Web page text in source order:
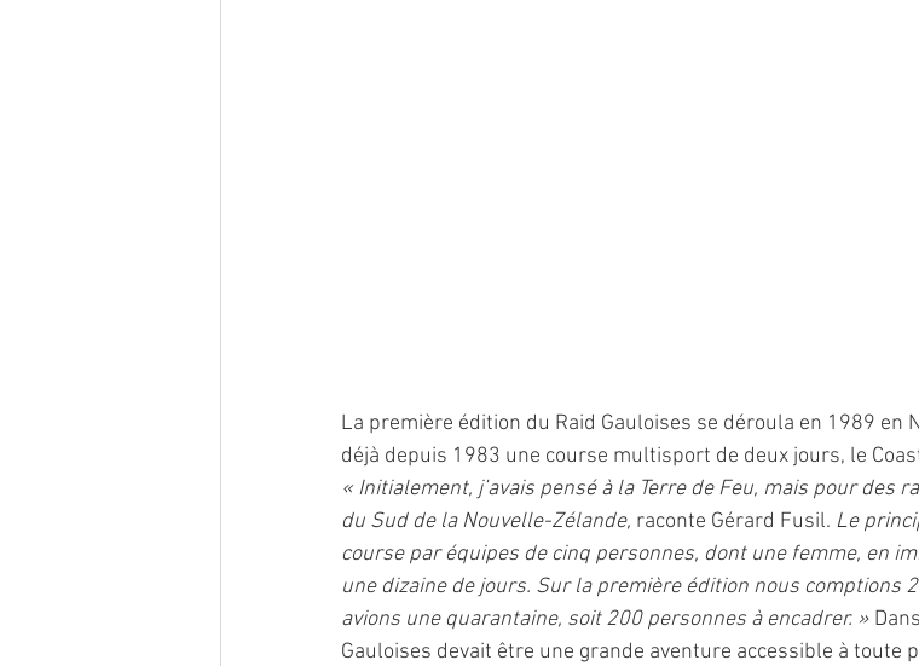
La première édition du Raid Gauloises se déroula en 1989 en
déjà depuis 1983 une course multisport de deux jours, le
« Initialement, j’avais pensé à la Terre de Feu, mais pour des
du Sud de la Nouvelle-Zélande, raconte Gérard Fusil. Le
course par équipes de cinq personnes, dont une femme, en
une dizaine de jours. Sur la première édition nous comptions
avions une quarantaine, soit 200 personnes à encadrer. »
Gauloises devait être une grande aventure accessible à toute